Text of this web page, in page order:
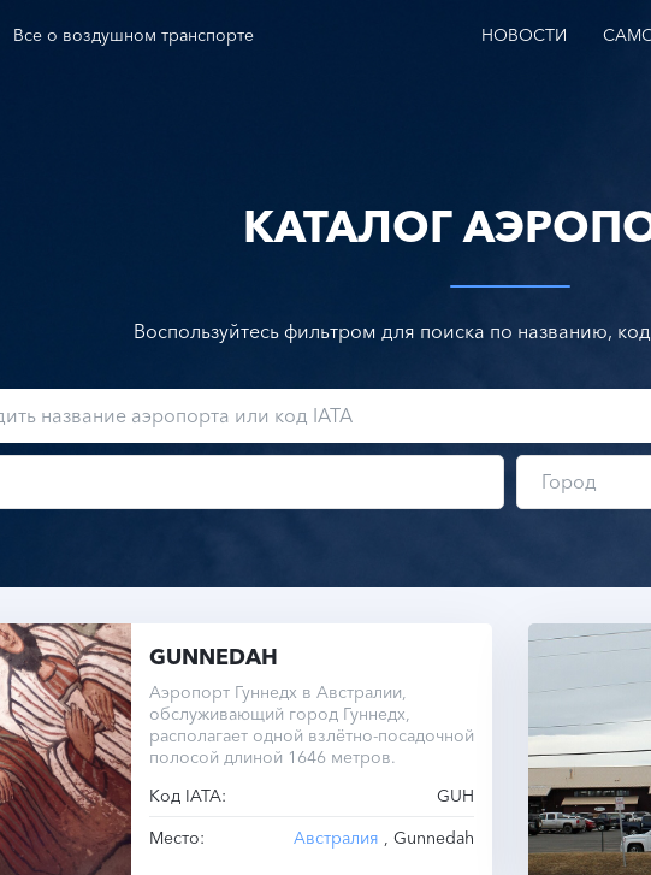
Все о воздушном транспорте НОВОСТИ
КАТАЛОГ
Воспользуйтесь фильтром для поиска по названию,
GUNNEDAH
Аэропорт Гуннедх в Австралии,
обслуживающий город Гуннедх,
располагает одной взлётно-посадочной
полосой длиной 1646 метров.
Код IATA:
GUH
Место:
Австралия , Gunnedah